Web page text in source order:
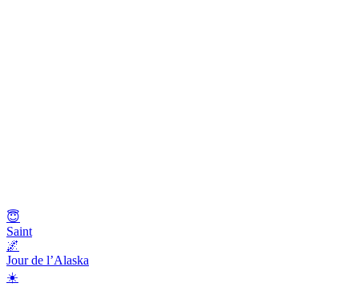
😇
Saint
🌌
Jour de l’Alaska
☀️